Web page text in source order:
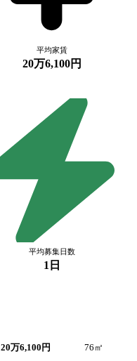
平均家賃
20万6,100円
平均募集日数
1日
20万6,100円 76 ㎡